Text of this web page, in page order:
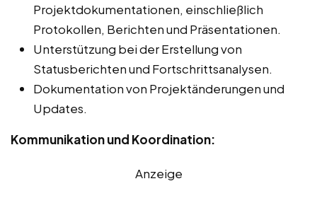
Projektdokumentationen, einschließlich
Protokollen, Berichten und Präsentationen.
Unterstützung bei der Erstellung von
Statusberichten und Fortschrittsanalysen.
Dokumentation von Projektänderungen und
Updates.
Kommunikation und Koordination:
Anzeige